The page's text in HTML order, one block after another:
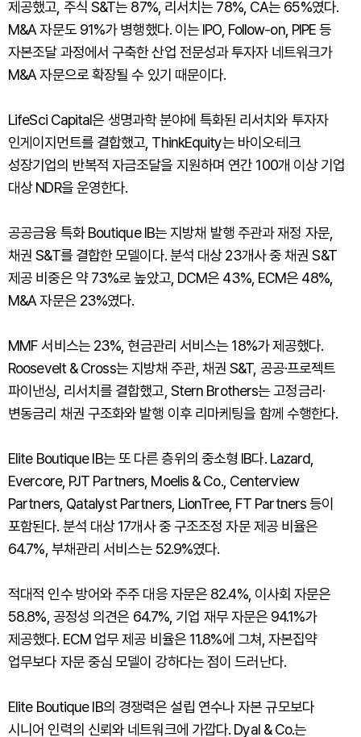
제공했고, 주식 S&T는 87%, 리서치는 78%, CA는 65%였다.
M&A 자문도 91%가 병행했다. 이는 IPO, Follow-on, PIPE 등
자본조달 과정에서 구축한 산업 전문성과 투자자 네트워크가
M&A 자문으로 확장될 수 있기 때문이다.
LifeSci Capital은 생명과학 분야에 특화된 리서치와 투자자
인게이지먼트를 결합했고, ThinkEquity는 바이오·테크
성장기업의 반복적 자금조달을 지원하며 연간 100개 이상 기업
대상 NDR을 운영한다.
공공금융 특화 Boutique IB는 지방채 발행 주관과 재정 자문,
채권 S&T를 결합한 모델이다. 분석 대상 23개사 중 채권 S&T
제공 비중은 약 73%로 높았고, DCM은 43%, ECM은 48%,
M&A 자문은 23%였다.
MMF 서비스는 23%, 현금관리 서비스는 18%가 제공했다.
Roosevelt & Cross는 지방채 주관, 채권 S&T, 공공·프로젝트
파이낸싱, 리서치를 결합했고, Stern Brothers는 고정금리·
변동금리 채권 구조화와 발행 이후 리마케팅을 함께 수행한다.
Elite Boutique IB는 또 다른 층위의 중소형 IB다. Lazard,
Evercore, PJT Partners, Moelis & Co., Centerview
Partners, Qatalyst Partners, LionTree, FT Partners 등이
포함된다. 분석 대상 17개사 중 구조조정 자문 제공 비율은
64.7%, 부채관리 서비스는 52.9%였다.
적대적 인수 방어와 주주 대응 자문은 82.4%, 이사회 자문은
58.8%, 공정성 의견은 64.7%, 기업 재무 자문은 94.1%가
제공했다. ECM 업무 제공 비율은 11.8%에 그쳐, 자본집약
업무보다 자문 중심 모델이 강하다는 점이 드러난다.
Elite Boutique IB의 경쟁력은 설립 연수나 자본 규모보다
시니어 인력의 신뢰와 네트워크에 가깝다. Dyal & Co.는